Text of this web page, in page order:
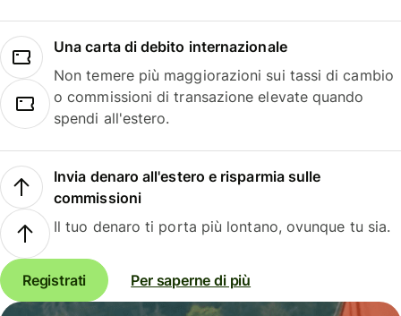
Una carta di debito internazionale
Non temere più maggiorazioni sui tassi di cambio
o commissioni di transazione elevate quando
spendi all'estero.
Invia denaro all'estero e risparmia sulle
commissioni
Il tuo denaro ti porta più lontano, ovunque tu sia.
Registrati Per saperne di più